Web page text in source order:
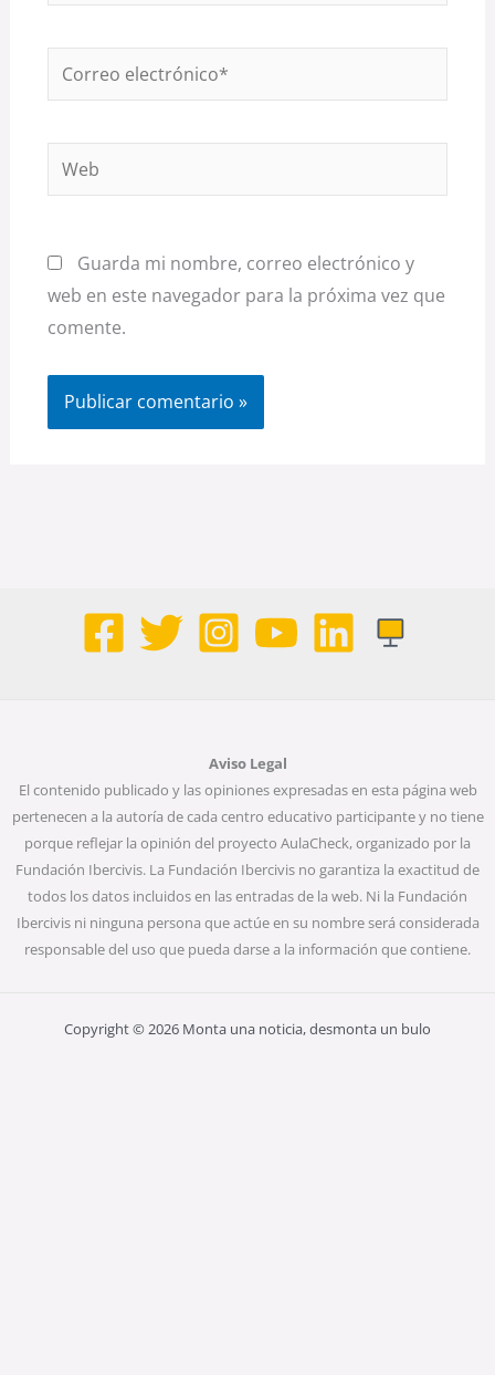
Correo
Web
Guarda mi nombre, correo electrónico y
web en este navegador para la próxima vez que
comente.
Aviso Legal
El contenido publicado y las opiniones expresadas en esta página web
pertenecen a la autoría de cada centro educativo participante y no tiene
porque reflejar la opinión del proyecto AulaCheck, organizado por la
Fundación Ibercivis. La Fundación Ibercivis no garantiza la exactitud de
todos los datos incluidos en las entradas de la web. Ni la Fundación
Ibercivis ni ninguna persona que actúe en su nombre será considerada
responsable del uso que pueda darse a la información que contiene.
Copyright © 2026 Monta una noticia, desmonta un bulo